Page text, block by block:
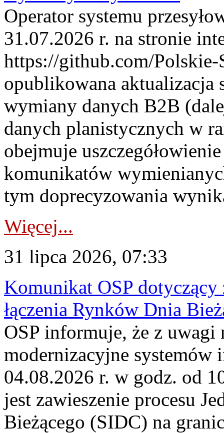
Operator systemu
31.07.2026 r. na stronie
https://github.com/Polskie-
opublikowana aktualizacja
wymiany danych B2B
danych planistycznych w
obejmuje
komunikatów
tym doprecyzowania
Więcej...
31 lipca 2026, 07:33
Komunikat OSP dotyczący
łączenia Rynków Dnia
OSP informuje, że z uwagi
modernizacyjne
04.08.2026 r. w godz. od
jest zawieszenie procesu
Bieżącego (SIDC) na